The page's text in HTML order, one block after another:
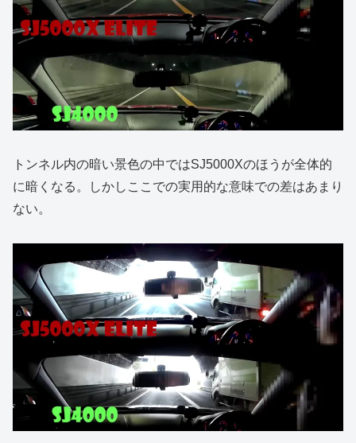
トンネル内の暗い景色の中ではSJ5000Xのほうが全体的
に暗くなる。しかしここでの実用的な意味での差はあまり
ない。